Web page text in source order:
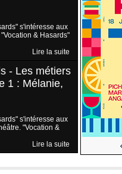
s'intéresse aux
& Hasards"
Lire la suite
- Les métiers
1 : Mélanie,
s'intéresse aux
"Vocation &
Lire la suite